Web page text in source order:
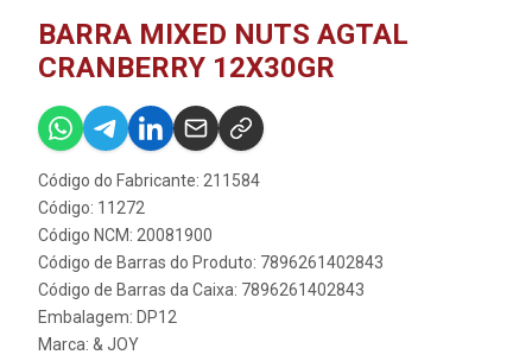
BARRA MIXED NUTS AGTAL
CRANBERRY 12X30GR
Código do Fabricante: 211584
Código: 11272
Código NCM: 20081900
Código de Barras do Produto: 7896261402843
Código de Barras da Caixa: 7896261402843
Embalagem: DP12
Marca: & JOY